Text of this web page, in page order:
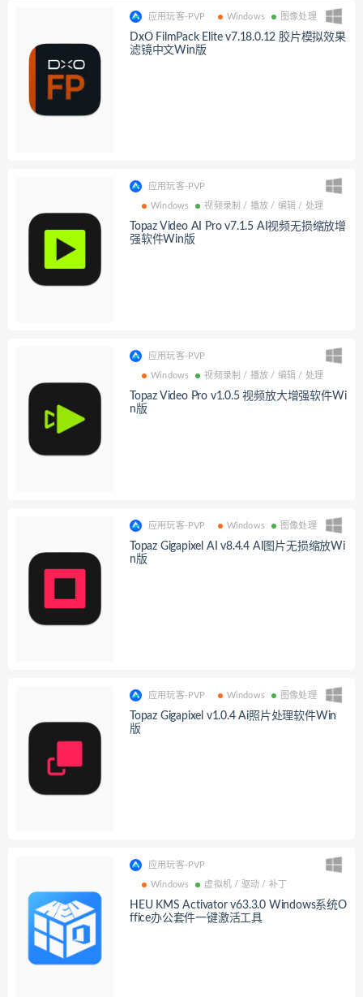
应用玩客-PVP Windows 图像处理
DxO FilmPack Elite v7.18.0.12 胶片模拟效果
滤镜中文Win版
应用玩客-PVP
Windows 视频录制 / 播放 / 编辑 / 处理
Topaz Video AI Pro v7.1.5 AI视频无损缩放增
强软件Win版
应用玩客-PVP
Windows 视频录制 / 播放 / 编辑 / 处理
Topaz Video Pro v1.0.5 视频放大增强软件Wi
n版
应用玩客-PVP Windows 图像处理
Topaz Gigapixel AI v8.4.4 AI图片无损缩放Wi
n版
应用玩客-PVP Windows 图像处理
Topaz Gigapixel v1.0.4 Ai照片处理软件Win
版
应用玩客-PVP
Windows 虚拟机 / 驱动 / 补丁
HEU KMS Activator v63.3.0 Windows系统O
ffice办公套件一键激活工具